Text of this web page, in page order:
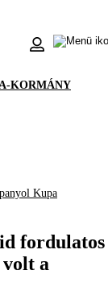
KORMÁNY
Kupa
fordulatos
a